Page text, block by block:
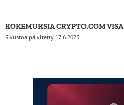
KOKEMUKSIA CRYPTO.COM VISA
Sivustoa päivitetty 17.6.2025